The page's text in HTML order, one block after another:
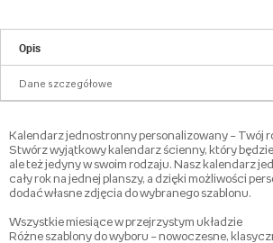
Opis
Dane szczegółowe
Kalendarz jednostronny personalizowany – Twój
Stwórz wyjątkowy kalendarz ścienny, który
ale też jedyny w swoim rodzaju. Nasz kalendarz
cały rok na jednej planszy, a dzięki możliwości
dodać własne zdjęcia do wybranego szablonu.
Wszystkie miesiące w przejrzystym układzie
Różne szablony do wyboru – nowoczesne,